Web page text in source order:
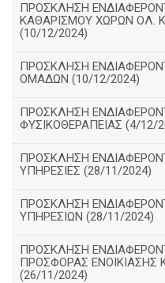
ΠΡΟΣΚΛΗΣΗ
ΚΑΘΑΡΙΣΜΟΥ ΧΩΡΩΝ ΟΛ.
(10/12/2024)
ΠΡΟΣΚΛΗΣΗ
ΟΜΑΔΩΝ (10/12/2024)
ΠΡΟΣΚΛΗΣΗ
ΦΥΣΙΚΟΘΕΡΑΠΕΙΑΣ (4/12/
ΠΡΟΣΚΛΗΣΗ
ΥΠΗΡΕΣΙΕΣ (28/11/2024)
ΠΡΟΣΚΛΗΣΗ
ΥΠΗΡΕΣΙΩΝ (28/11/2024)
ΠΡΟΣΚΛΗΣΗ
ΠΡΟΣΦΟΡΑΣ ΕΝΟΙΚΙΑΣΗΣ
(26/11/2024)